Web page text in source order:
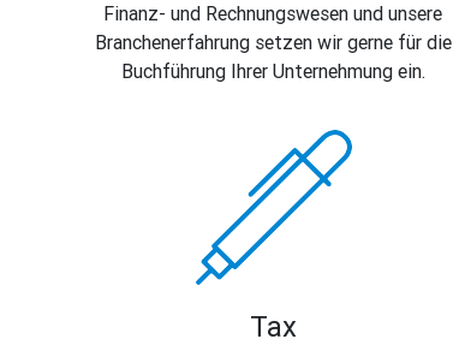
Finanz- und Rechnungswesen und unsere
Branchenerfahrung setzen wir gerne für die
Buchführung Ihrer Unternehmung ein.
Tax